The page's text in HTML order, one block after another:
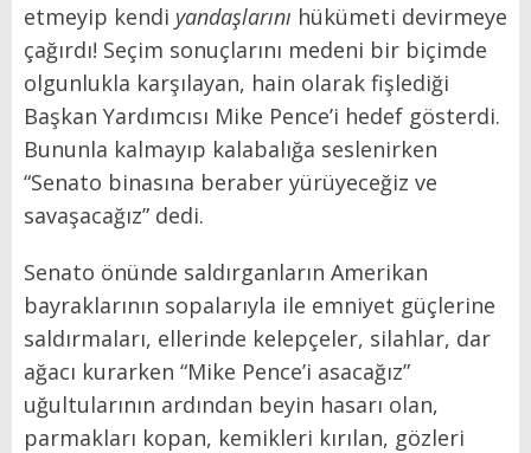
etmeyip kendi yandaşlarını hükümeti devirmeye
çağırdı! Seçim sonuçlarını medeni bir biçimde
olgunlukla karşılayan, hain olarak fişlediği
Başkan Yardımcısı Mike Pence’i hedef gösterdi.
Bununla kalmayıp kalabalığa seslenirken
“Senato binasına beraber yürüyeceğiz ve
savaşacağız” dedi.
Senato önünde saldırganların Amerikan
bayraklarının sopalarıyla ile emniyet güçlerine
saldırmaları, ellerinde kelepçeler, silahlar, dar
ağacı kurarken “Mike Pence’i asacağız”
uğultularının ardından beyin hasarı olan,
parmakları kopan, kemikleri kırılan, gözleri